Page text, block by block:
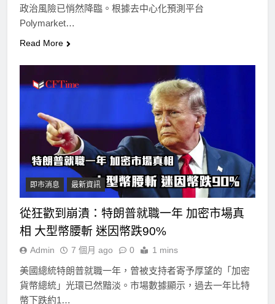
政治風險已悄然降臨。根據去中心化預測平台
Polymarket…
Read More
即市消息 最新資訊
從狂歡到崩潰：特朗普就職一年 加密市場真
相 大型幣腰斬 迷因幣跌90%
Admin 7 個月 ago 0 1 mins
美國總統特朗普就職一年，曾被支持者寄予厚望的「加密
貨幣總統」光環已然黯淡。市場數據顯示，過去一年比特
幣下跌約1…